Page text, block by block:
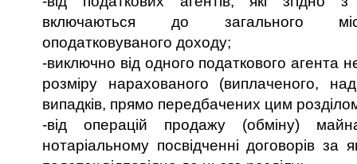
включаються до загального
оподатковуваного доходу;
-виключно від одного податкового агента
розміру нарахованого (виплаченого,
випадків, прямо передбачених цим
-від операцій продажу (обміну)
нотаріальному посвідченні договорів за